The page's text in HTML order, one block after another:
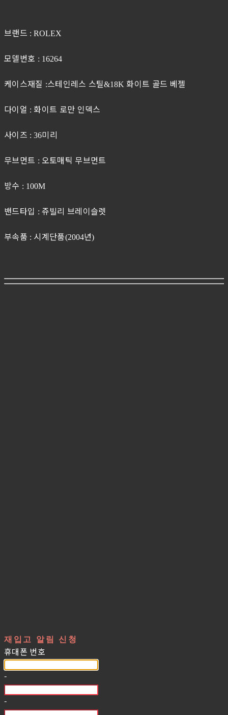
브랜드 : ROLEX
모델번호 : 16264
케이스재질 :스테인레스 스틸&18K 화이트 골드 베젤
다이얼 : 화이트 로만 인덱스
사이즈 : 36미리
무브먼트 : 오토매틱 무브먼트
방수 : 100M
밴드타입 : 쥬빌리 브레이슬렛
부속품 : 시계단품(2004년)
재입고 알림 신청
휴대폰 번호
-
-